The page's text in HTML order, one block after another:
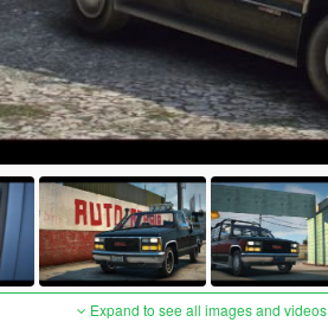
Expand to see all images and videos